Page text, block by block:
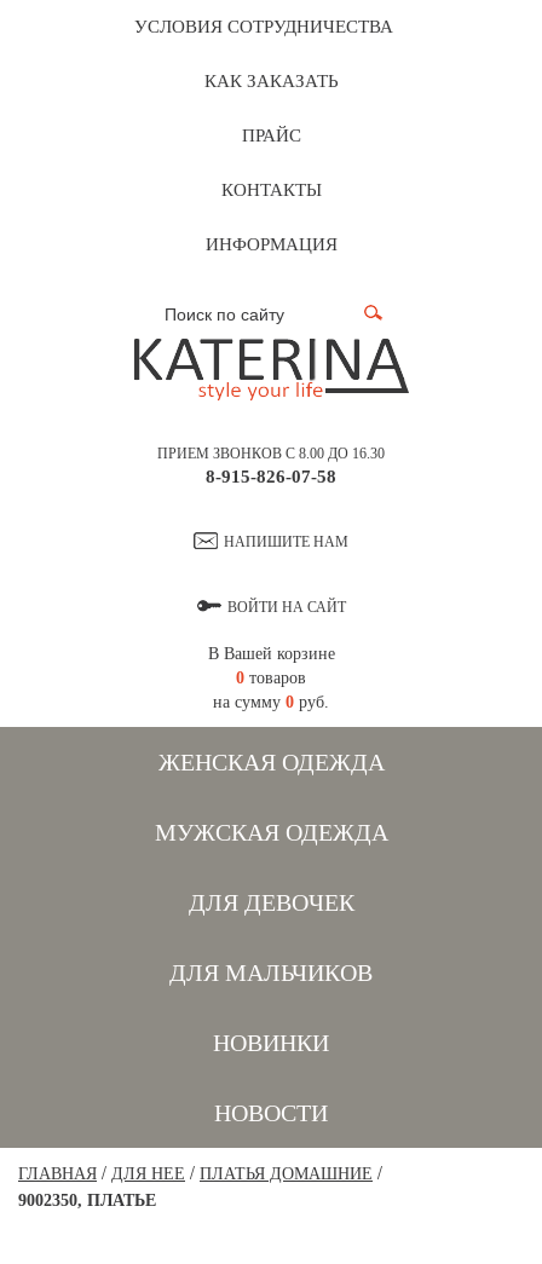
УСЛОВИЯ СОТРУДНИЧЕСТВА
КАК ЗАКАЗАТЬ
ПРАЙС
КОНТАКТЫ
ИНФОРМАЦИЯ
ПРИЕМ ЗВОНКОВ С 8.00 ДО 16.30
8-915-826-07-58
НАПИШИТЕ НАМ
ВОЙТИ НА САЙТ
В Вашей корзине
0 товаров
на сумму 0 руб.
ЖЕНСКАЯ ОДЕЖДА
МУЖСКАЯ ОДЕЖДА
ДЛЯ ДЕВОЧЕК
ДЛЯ МАЛЬЧИКОВ
НОВИНКИ
НОВОСТИ
ГЛАВНАЯ / ДЛЯ НЕЕ / ПЛАТЬЯ ДОМАШНИЕ /
9002350, ПЛАТЬЕ